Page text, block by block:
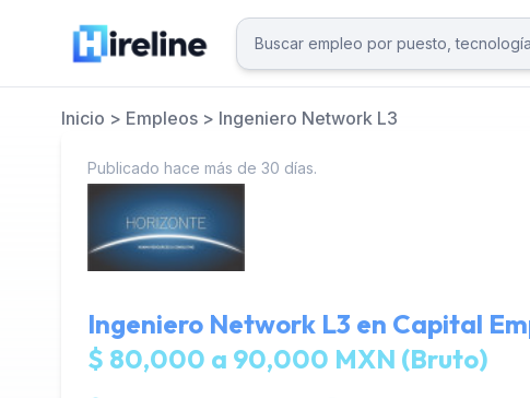
Inicio > Empleos > Ingeniero Network L3
Publicado hace más de 30 días.
Ingeniero Network L3 en Capital
$ 80,000 a 90,000 MXN (Bruto)